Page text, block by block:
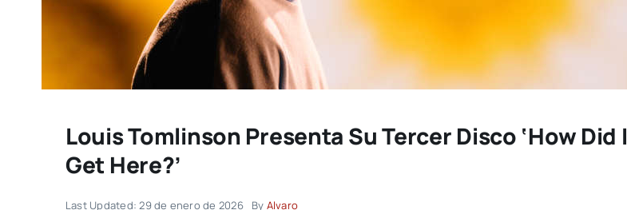
Louis Tomlinson Presenta Su Tercer Disco ‘How Did I
Get Here?’
Last Updated: 29 de enero de 2026 By Alvaro